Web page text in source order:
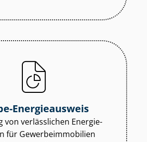
Energieausweis
von verlässlichen En­er­gie­
für Ge­wer­be­im­mo­bi­li­en